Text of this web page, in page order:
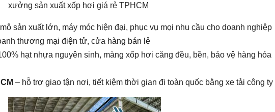
xưởng sản xuất xốp hơi giá rẻ TPHCM
sản xuất lớn, máy móc hiện đại, phục vụ mọi nhu cầu cho doanh nghiệp
thương mại điện tử, cửa hàng bán lẻ
hạt nhựa nguyên sinh, màng xốp hơi căng đều, bền, bảo vệ hàng hóa
– hỗ trợ giao tận nơi, tiết kiệm thời gian đi toàn quốc bằng xe tải công ty